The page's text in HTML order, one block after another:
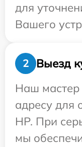
для
Вашего
2
Выезд
Наш мастер
адресу для
HP. При
мы